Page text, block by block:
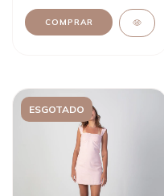
COMPRAR
ESGOTADO